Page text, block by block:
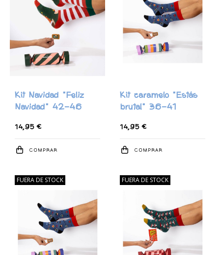
Kit Navidad "Feliz
Navidad" 42-46
14,95 €
COMPRAR
Kit caramelo "Estás
brutal" 36-41
14,95 €
COMPRAR
FUERA DE STOCK FUERA DE STOCK